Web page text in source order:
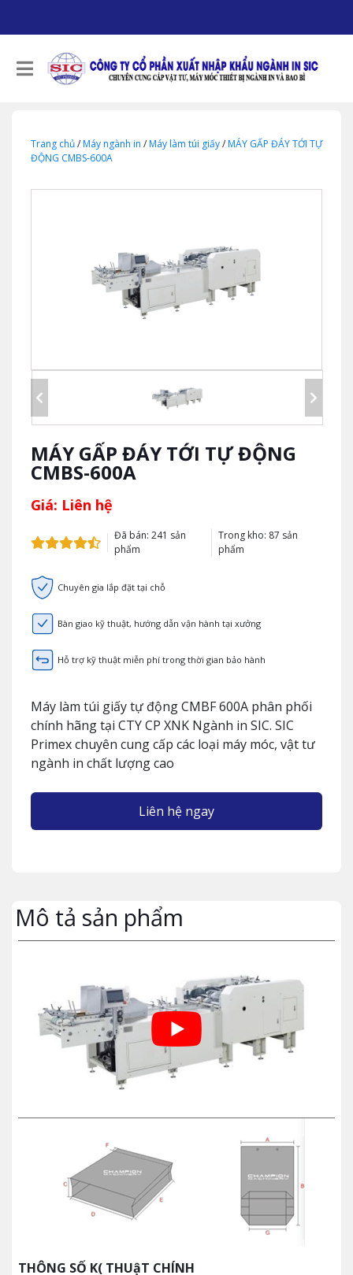
Trang chủ/Máy ngành in /Máy làm túi giấy/MÁY GẤP ĐÁY TỚI TỰ
ĐỘNG CMBS-600A
MÁY GẤP ĐÁY TỚI TỰ ĐỘNG
CMBS-600A
Giá: Liên hệ
Đã bán: 241 sản
phẩm
Trong kho: 87 sản
phẩm
Chuyên gia lắp đặt tại chỗ
Bàn giao kỹ thuật, hướng dẫn vận hành tại xưởng
Hỗ trợ kỹ thuật miễn phí trong thời gian bảo hành
Máy làm túi giấy tự động CMBF 600A phân phối
chính hãng tại CTY CP XNK Ngành in SIC. SIC
Primex chuyên cung cấp các loại máy móc, vật tư
ngành in chất lượng cao
Liên hệ ngay
Mô tả sản phẩm
THÔNG SỐ K( THUậT CHÍNH